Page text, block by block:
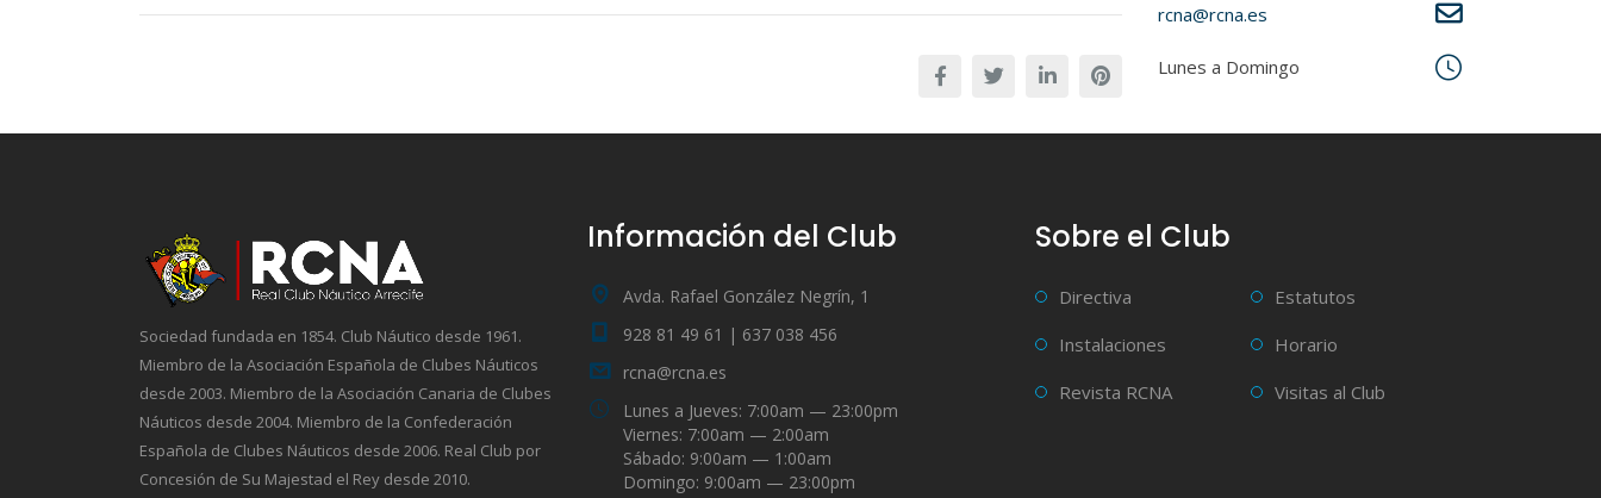
rcna@rcna.es
Lunes a Domingo
Sociedad fundada en 1854. Club Náutico desde 1961.
Miembro de la Asociación Española de Clubes Náuticos
desde 2003. Miembro de la Asociación Canaria de Clubes
Náuticos desde 2004. Miembro de la Confederación
Española de Clubes Náuticos desde 2006. Real Club por
Concesión de Su Majestad el Rey desde 2010.
Información del Club
Avda. Rafael González Negrín, 1
928 81 49 61 | 637 038 456
rcna@rcna.es
Lunes a Jueves: 7:00am — 23:00pm
Viernes: 7:00am — 2:00am
Sábado: 9:00am — 1:00am
Domingo: 9:00am — 23:00pm
Sobre el Club
Directiva
Estatutos
Instalaciones
Horario
Revista RCNA
Visitas al Club